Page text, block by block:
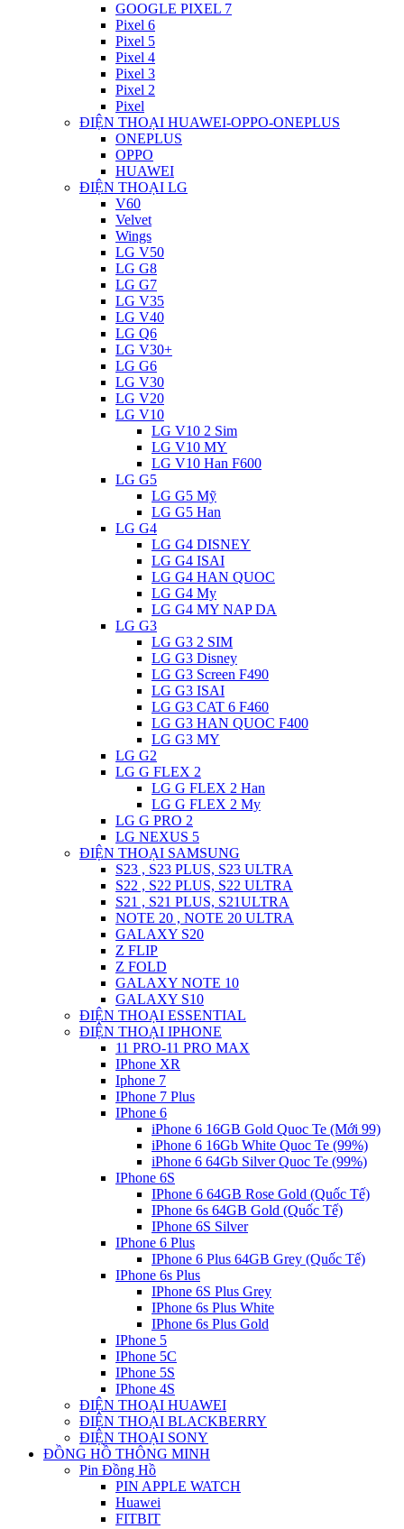
GOOGLE PIXEL 7
Pixel 6
Pixel 5
Pixel 4
Pixel 3
Pixel 2
Pixel
ĐIỆN THOẠI HUAWEI-OPPO-ONEPLUS
ONEPLUS
OPPO
HUAWEI
ĐIỆN THOẠI LG
V60
Velvet
Wings
LG V50
LG G8
LG G7
LG V35
LG V40
LG Q6
LG V30+
LG G6
LG V30
LG V20
LG V10
LG V10 2 Sim
LG V10 MY
LG V10 Han F600
LG G5
LG G5 Mỹ
LG G5 Han
LG G4
LG G4 DISNEY
LG G4 ISAI
LG G4 HAN QUOC
LG G4 My
LG G4 MY NAP DA
LG G3
LG G3 2 SIM
LG G3 Disney
LG G3 Screen F490
LG G3 ISAI
LG G3 CAT 6 F460
LG G3 HAN QUOC F400
LG G3 MY
LG G2
LG G FLEX 2
LG G FLEX 2 Han
LG G FLEX 2 My
LG G PRO 2
LG NEXUS 5
ĐIỆN THOẠI SAMSUNG
S23 , S23 PLUS, S23 ULTRA
S22 , S22 PLUS, S22 ULTRA
S21 , S21 PLUS, S21ULTRA
NOTE 20 , NOTE 20 ULTRA
GALAXY S20
Z FLIP
Z FOLD
GALAXY NOTE 10
GALAXY S10
ĐIỆN THOẠI ESSENTIAL
ĐIỆN THOẠI IPHONE
11 PRO-11 PRO MAX
IPhone XR
Iphone 7
IPhone 7 Plus
IPhone 6
iPhone 6 16GB Gold Quoc Te (Mới 99)
iPhone 6 16Gb White Quoc Te (99%)
iPhone 6 64Gb Silver Quoc Te (99%)
IPhone 6S
IPhone 6 64GB Rose Gold (Quốc Tế)
IPhone 6s 64GB Gold (Quốc Tế)
IPhone 6S Silver
IPhone 6 Plus
IPhone 6 Plus 64GB Grey (Quốc Tế)
IPhone 6s Plus
IPhone 6S Plus Grey
IPhone 6s Plus White
IPhone 6s Plus Gold
IPhone 5
IPhone 5C
IPhone 5S
IPhone 4S
ĐIỆN THOẠI HUAWEI
ĐIỆN THOẠI BLACKBERRY
ĐIỆN THOẠI SONY
ĐỒNG HỒ THÔNG MINH
Pin Đồng Hồ
PIN APPLE WATCH
Huawei
FITBIT